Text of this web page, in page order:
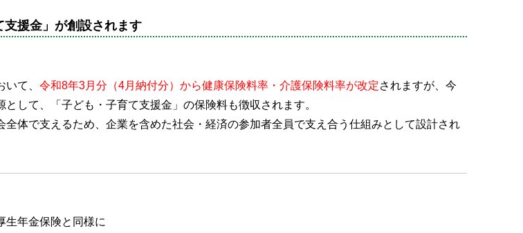
援金」が創設されます
いて、令和8年3月分（4月納付分）から健康保険料率・介護保険料率が改定されますが、今
して、「子ども・子育て支援金」の保険料も徴収されます。
全体で支えるため、企業を含めた社会・経済の参加者全員で支え合う仕組みとして設計され
生年金保険と同様に